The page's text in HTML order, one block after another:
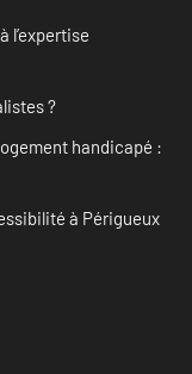
l’expertise
?
handicapé :
à Périgueux